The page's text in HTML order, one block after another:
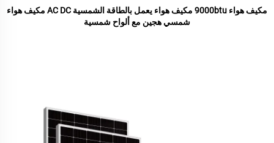
مكيف هواء 9000btu مكيف هواء يعمل بالطاقة الشمسية AC DC مكيف هواء
شمسي هجين مع ألواح شمسية